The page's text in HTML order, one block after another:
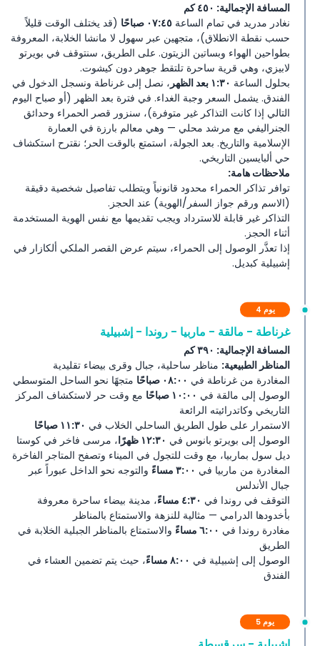
المسافة الإجمالية: ٤٥٠ كم
نغادر مدريد في تمام الساعة ٠٧:٤٥ صباحًا
(قد يختلف الوقت قليلاً
حسب نقطة الانطلاق)، متجهين عبر سهول لا مانشا الخلابة، المعروفة
بطواحين الهواء وبساتين الزيتون. على الطريق، سنتوقف في بويرتو
لابيزي، وهي قرية ساحرة تلتقط جوهر دون كيشوت.
بحلول الساعة ١:٣٠ بعد الظهر
، نصل إلى غرناطة ونسجل الدخول في
الفندق. يشمل السعر وجبة الغداء. في فترة بعد الظهر (أو صباح اليوم
التالي إذا كانت التذاكر غير متوفرة)، سنزور قصر الحمراء وحدائق
الجنراليفي مع مرشد محلي — وهي معالم بارزة في العمارة
الإسلامية والتاريخ. بعد الجولة، استمتع بالوقت الحر؛ نقترح استكشاف
حي ألبايسين التاريخي.
ملاحظات هامة:
توافر تذاكر الحمراء محدود قانونياً ويتطلب تفاصيل شخصية دقيقة
(الاسم ورقم جواز السفر/الهوية) عند الحجز.
التذاكر غير قابلة للاسترداد ويجب تقديمها مع نفس الهوية المستخدمة
أثناء الحجز.
إذا تعذَّر الوصول إلى الحمراء، سيتم عرض القصر الملكي ألكازار في
إشبيلية كبديل.
يوم 4
غرناطة - مالقة - ماربيا - روندا - إشبيلية
المسافة الإجمالية: ٣٩٠ كم
المناظر الطبيعية: مناظر ساحلية، جبال وقرى بيضاء تقليدية
المغادرة من غرناطة في ٠٨:٠٠ صباحًا
متجهًا نحو الساحل المتوسطي
الوصول إلى مالقة في ١٠:٠٠ صباحًا
مع وقت حر لاستكشاف المركز
التاريخي وكاتدرائيته الرائعة
الاستمرار على طول الطريق الساحلي الخلاب في ١١:٣٠ صباحًا
الوصول إلى بويرتو بانوس في ١٢:٣٠ ظهرًا
، مرسى فاخر في كوستا
ديل سول بماربيا، مع وقت للتجول في الميناء وتصفح المتاجر الفاخرة
المغادرة من ماربيا في ٣:٠٠ مساءً
والتوجه نحو الداخل عبوراً عبر
جبال الأندلس
التوقف في روندا في ٤:٣٠ مساءً
، مدينة بيضاء ساحرة معروفة
بأخدودها الدرامي — مثالية للنزهة والاستمتاع بالمناظر
مغادرة روندا في ٦:٠٠ مساءً
والاستمتاع بالمناظر الجبلية الخلابة في
الطريق
الوصول إلى إشبيلية في ٨:٠٠ مساءً
، حيث يتم تضمين العشاء في
الفندق
يوم 5